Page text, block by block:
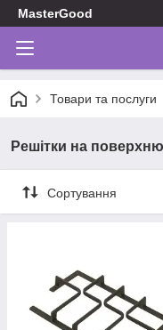
MasterGood
Товари та послуги
Решітки на
Сортування